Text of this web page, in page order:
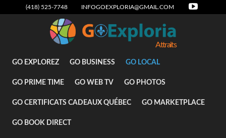
(418) 525-7748 INFOGOEXPLORIA@GMAIL.COM
Attraits
GO EXPLOREZ GO BUSINESS GO LOCAL
GO PRIME TIME GO WEB TV GO PHOTOS
GO CERTIFICATS CADEAUX QUÉBEC GO MARKETPLACE
GO BOOK DIRECT